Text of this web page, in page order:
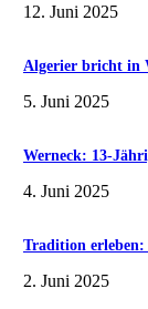
12. Juni 2025
Algerier bricht in
5. Juni 2025
Werneck: 13-
4. Juni 2025
Tradition erleben:
2. Juni 2025